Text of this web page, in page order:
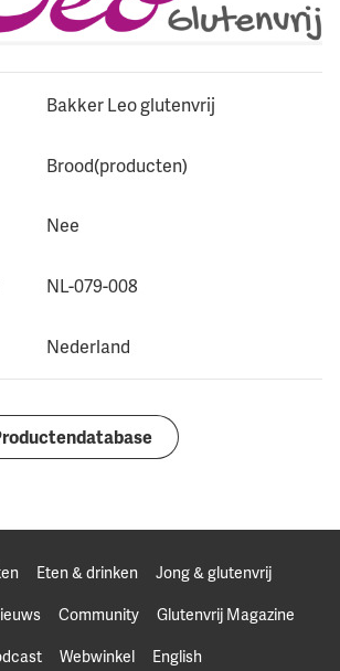
Bakker Leo glutenvrij
Brood(producten)
Nee
NL-079-008
Nederland
Eten & drinken
Jong & glutenvrij
Community
Glutenvrij Magazine
Webwinkel English